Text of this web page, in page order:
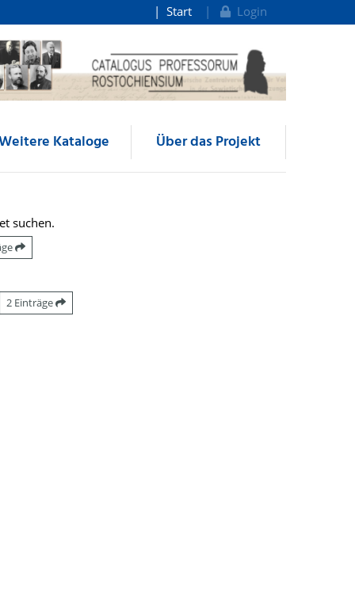
Start Login
Kataloge Über das Projekt
suchen.
2 Einträge